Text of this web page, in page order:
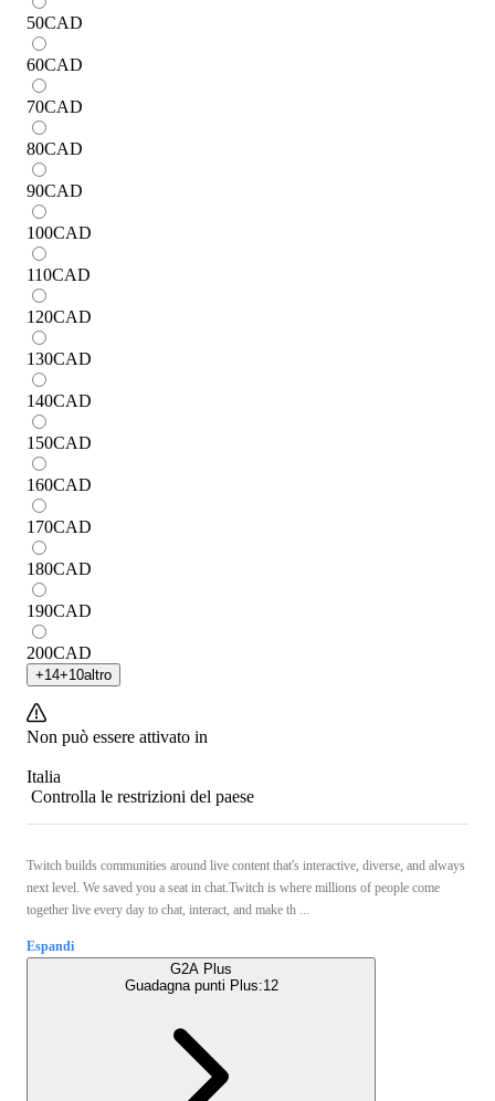
50CAD
60CAD
70CAD
80CAD
90CAD
100CAD
110CAD
120CAD
130CAD
140CAD
150CAD
160CAD
170CAD
180CAD
190CAD
200CAD
+14+10altro
Non può essere attivato in
Italia
Controlla le restrizioni del paese
Twitch builds communities around live content that's interactive, diverse, and always
next level. We saved you a seat in chat.Twitch is where millions of people come
together live every day to chat, interact, and make th ...
Espandi
G2A Plus
Guadagna punti Plus:12